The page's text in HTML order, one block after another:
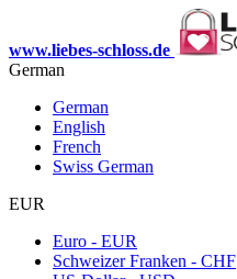
www.liebes-schloss.de
German
German
English
French
Swiss German
EUR
Euro - EUR
Schweizer Franken - CHF